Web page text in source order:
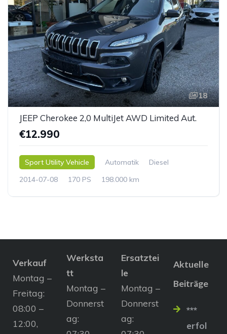
18
JEEP Cherokee 2,0 MultiJet AWD Limited Aut.
€12.990
Sport Utility Vehicle Automatik
Diesel
2014-07-08
170 PS 198.000 km
Verkauf
Montag –
Freitag:
08:00 –
12:00,
Werksta
tt
Montag –
Donnerst
ag:
Ersatztei
le
Montag –
Donnerst
ag:
Aktuelle
Beiträge
***
erfol